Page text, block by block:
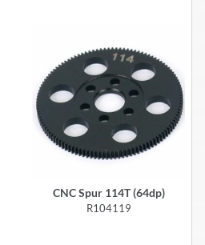
CNC Spur 114T (64dp)
R104119